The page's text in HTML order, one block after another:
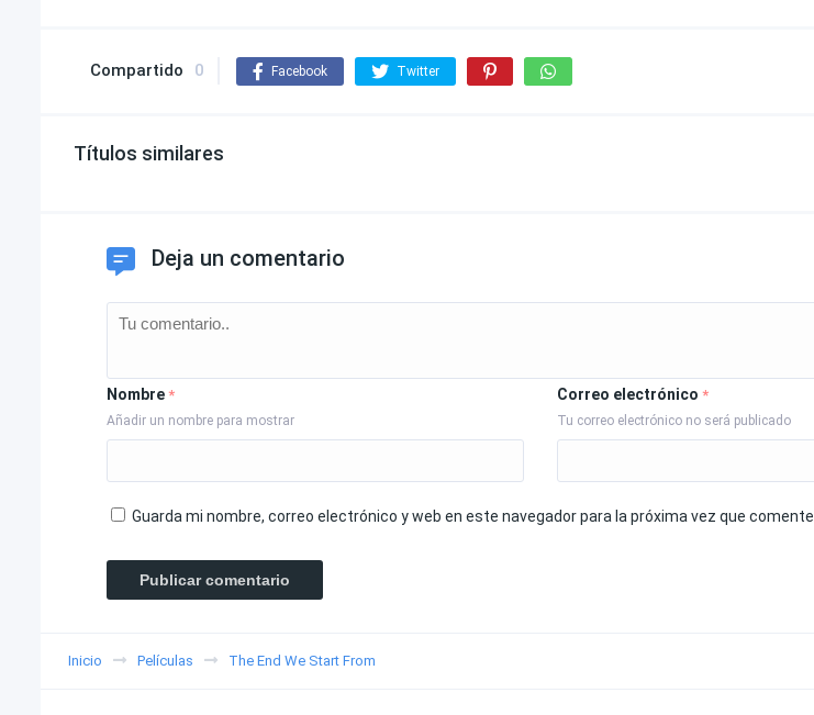
Compartido 0 Facebook Twitter
Títulos similares
Deja un comentario
Nombre *
Añadir un nombre para mostrar
Correo electrónico *
Tu correo electrónico no será publicado
Guarda mi nombre, correo electrónico y web en este navegador para la próxima vez que comente.
Inicio Películas The End We Start From